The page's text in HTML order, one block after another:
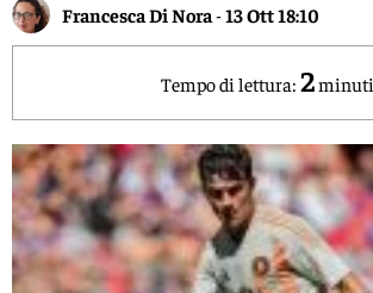
Francesca Di Nora -13 Ott 18:10
Tempo di lettura: 2minuti